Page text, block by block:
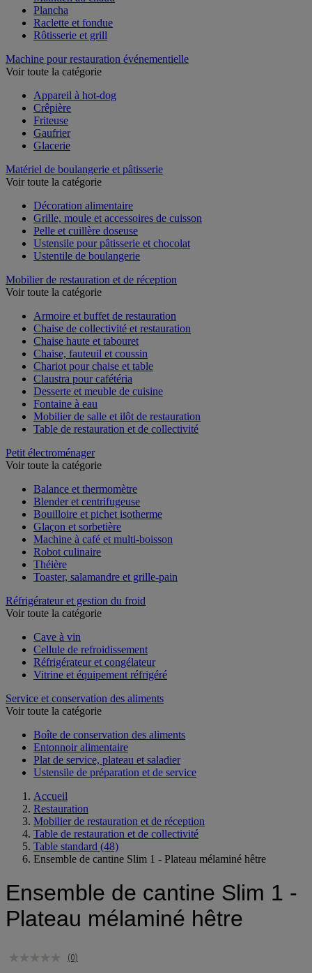
Maintien au chaud
Plancha
Raclette et fondue
Machine pour restauration événementielle
Appareil à hot-dog
Crêpière
Friteuse
Gaufrier
Matériel de boulangerie et pâtisserie
Décoration alimentaire
Grille, moule et accessoires de cuisson
Pelle et cuillère doseuse
Ustensile pour pâtisserie et chocolat
Mobilier de restauration et de réception
Armoire et buffet de restauration
Chaise de collectivité et restauration
Chaise haute et tabouret
Chaise, fauteuil et coussin
Chariot pour chaise et table
Claustra pour cafétéria
Desserte et meuble de cuisine
Fontaine à eau
Mobilier de salle et ilôt de restauration
Petit électroménager
Balance et thermomètre
Blender et centrifugeuse
Bouilloire et pichet isotherme
Glaçon et sorbetière
Machine à café et multi-boisson
Robot culinaire
Théière
Réfrigérateur et gestion du froid
Cave à vin
Cellule de refroidissement
Réfrigérateur et congélateur
Service et conservation des aliments
Boîte de conservation des aliments
Entonnoir alimentaire
Plat de service, plateau et saladier
Accueil
Restauration
Mobilier de restauration et de réception
Table de restauration et de collectivité
Table standard (48)
Ensemble de cantine Slim 1 -
Plateau mélaminé hêtre